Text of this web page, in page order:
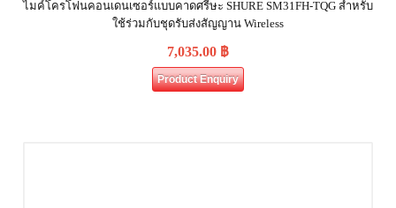
ไมค์โครโฟนคอนเดนเซอร์แบบคาดศรีษะ SHURE SM31FH‐TQG สำหรับ
ใช้ร่วมกับชุดรับส่งสัญญาน Wireless
7,035.00 ฿
Product Enquiry